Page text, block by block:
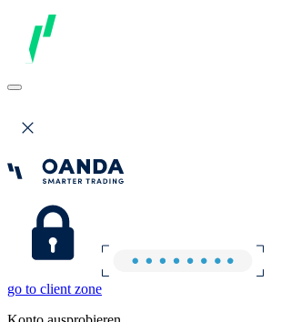
go to client zone